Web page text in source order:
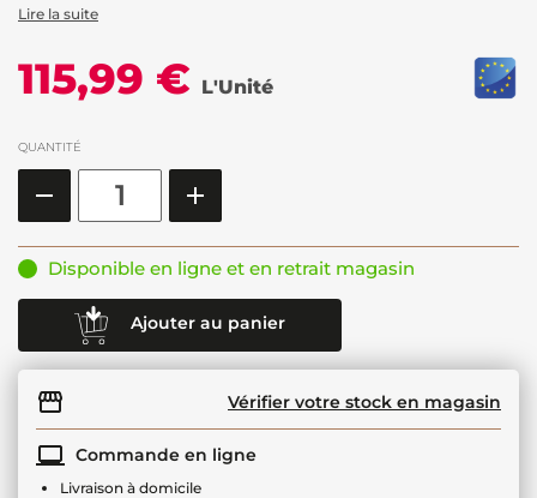
Lire la suite
115,99 € L'Unité
QUANTITÉ
Disponible en ligne et en retrait magasin
Ajouter au panier
Vérifier votre stock en magasin
Commande en ligne
Livraison à domicile